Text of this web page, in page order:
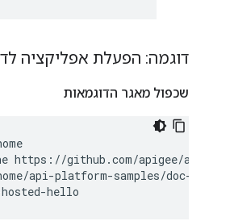
דוגמה: הפעלת אפליקציה
שכפול מאגר הדוגמאות
https://github.com/apigee/api-
api-platform-samples/doc-
hello